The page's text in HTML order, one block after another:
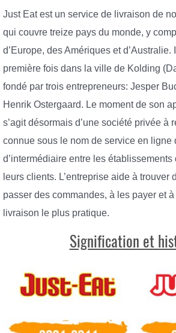
Just Eat est un service de livraison de
qui couvre treize pays du monde, y
d’Europe, des Amériques et d’Australie.
première fois dans la ville de Kolding
fondé par trois entrepreneurs: Jesper
Henrik Ostergaard. Le moment de son
s’agit désormais d’une société privée à
connue sous le nom de service en ligne
d’intermédiaire entre les établissements
leurs clients. L’entreprise aide à trouver
passer des commandes, à les payer et
livraison le plus pratique.
Signification et